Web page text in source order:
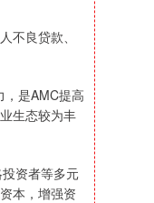
良贷款、
是AMC提高
生态较为丰
资者等多元
本，增强资